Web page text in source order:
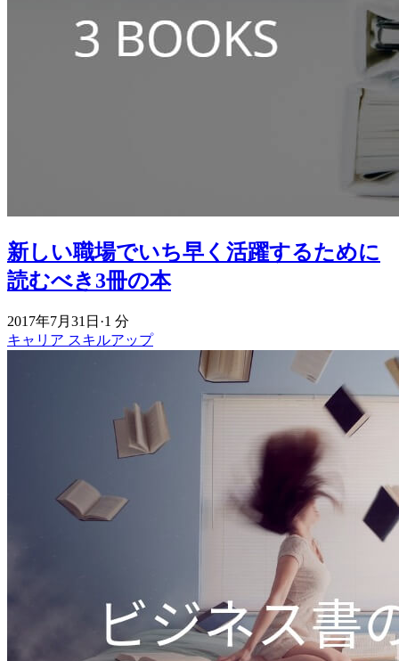
新しい職場でいち早く活躍するために
読むべき3冊の本
2017年7月31日 ·1 分
キャリア スキルアップ